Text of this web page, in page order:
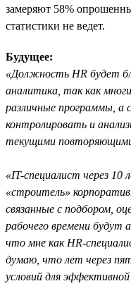
замеряют 58%
статистики не ведет.
Будущее:
«Должность HR будет
аналитика, так как
различные программы, а
контролировать и
текущими
«IT-специалист через 10
«строитель»
связанные с подбором,
рабочего времени
что мне как HR-
думаю, что лет через
условий для